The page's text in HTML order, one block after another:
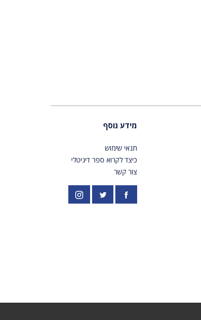
מידע נוסף
תנאי שימוש
כיצד לקרוא ספר דיגיטלי
צור קשר
פייסבוק PardesPublish
אינסטגרם